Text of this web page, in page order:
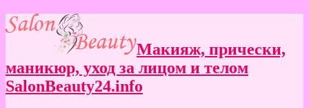
Макияж, прически,
маникюр, уход за лицом и телом
SalonBeauty24.info